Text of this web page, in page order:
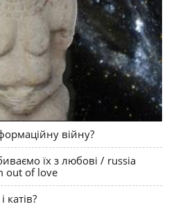
війну?
їх з любові / russia
out of love
катів?